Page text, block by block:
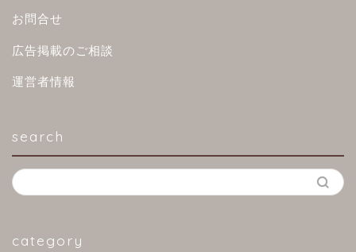
お問合せ
広告掲載のご相談
運営者情報
search
category